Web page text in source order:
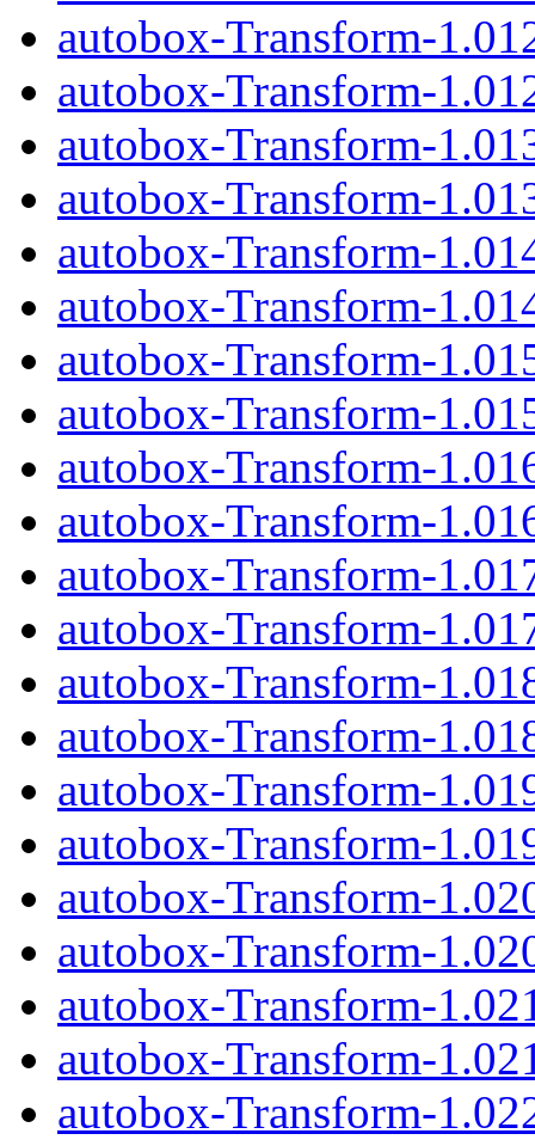
autobox-Transform-
autobox-Transform-
autobox-Transform-
autobox-Transform-
autobox-Transform-
autobox-Transform-
autobox-Transform-
autobox-Transform-
autobox-Transform-
autobox-Transform-
autobox-Transform-
autobox-Transform-
autobox-Transform-
autobox-Transform-
autobox-Transform-
autobox-Transform-
autobox-Transform-
autobox-Transform-
autobox-Transform-
autobox-Transform-
autobox-Transform-